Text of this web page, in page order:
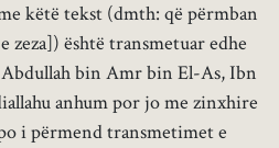
këtë tekst (dmth: që përmban
zeza]) është transmetuar edhe
bin Amr bin El-As, Ibn
anhum por jo me zinxhire
i përmend transmetimet e